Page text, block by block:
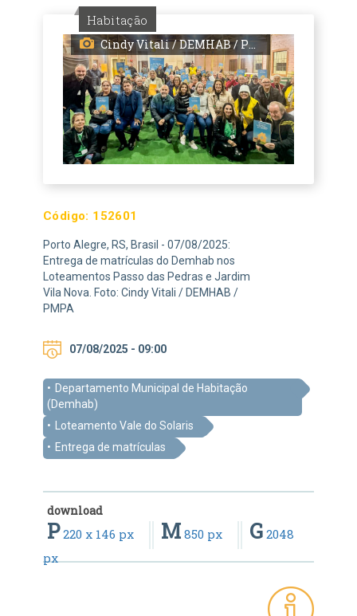
Habitação
Cindy Vitali / DEMHAB / PMPA
Código: 152601
Porto Alegre, RS, Brasil - 07/08/2025:
Entrega de matrículas do Demhab nos
Loteamentos Passo das Pedras e Jardim
Vila Nova. Foto: Cindy Vitali / DEMHAB /
PMPA
07/08/2025 - 09:00
Departamento Municipal de Habitação
(Demhab)
Loteamento Vale do Solaris
Entrega de matrículas
download
P220 x 146 px M 850 px G 2048
px